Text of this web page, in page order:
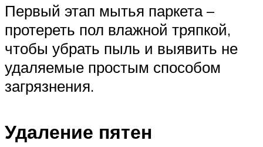
Первый этап мытья паркета –
протереть пол влажной тряпкой,
чтобы убрать пыль и выявить не
удаляемые простым способом
загрязнения.
Удаление пятен